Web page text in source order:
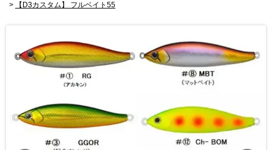
>
【D3カスタム】 フルベイト55